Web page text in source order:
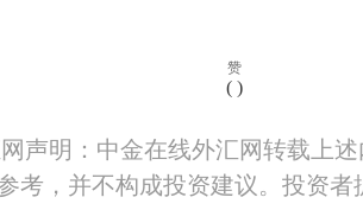
赞
( )
声明：中金在线外汇网转载上
考，并不构成投资建议。投资